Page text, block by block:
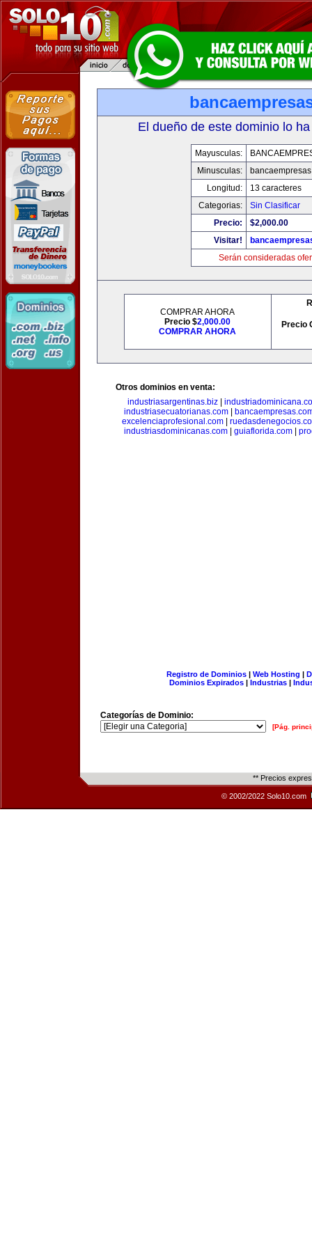
El dueño de este dominio lo
Mayusculas:
Minusculas:
Longitud:
13 caracteres
Categorias:
Sin Clasificar
Precio:
$2,000.00
Visitar!
Serán consideradas
COMPRAR AHORA
Precio $2,000.00
COMPRAR AHORA
Precio
Otros dominios en venta:
industriasargentinas.biz
industriasecuatorianas.com
excelenciaprofesional.com
industriasdominicanas.com
guiaflorida.com
Registro de Dominios| Web Hosting |
Dominios Expirados | Industrias |
Categorías de Dominio:
[Pág.
** Precios
© 2002/2022 Solo10.com